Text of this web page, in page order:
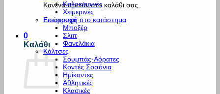
Κανένα προϊόν στο καλάθι σας.
Επιστροφή στο κατάστημα
0
Καλάθι
Καλοκαιρινές
Χειμερινές
Εσώρουχα
Μποξέρ
Σλιπ
Φανελάκια
Κάλτσες
Σουμπάς-Αόρατες
Κοντές Σοσόνια
Ημίκοντες
Αθλητικές
Κλασικές